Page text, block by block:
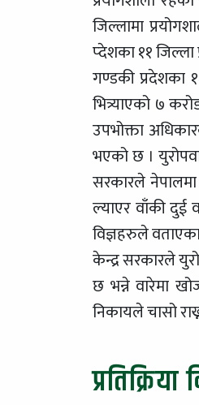
जिल्लामा
प्देशका ११ जिल्ला
गण्डकी प्रदेशका
भित्र्याएको ७
उपभोक्ता
भएको छ ।
सरकारले नेपालमा
ल्याएर वाँकी दुई
विज्ञहरुले
केन्द्र सरकारले
छ भन्ने वारेमा
निकायले चासो